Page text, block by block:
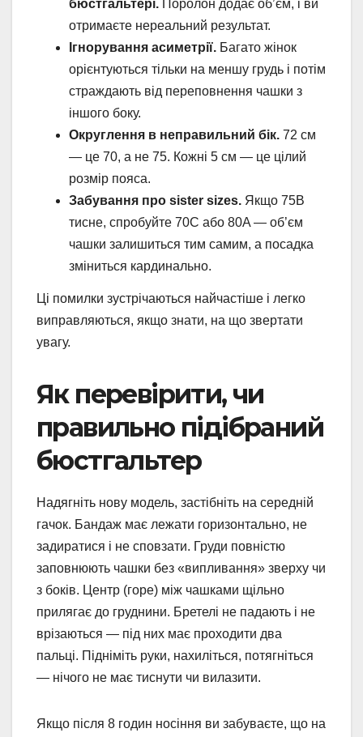
бюстгальтері. Поролон додає об’єм, і ви
отримаєте нереальний результат.
Ігнорування асиметрії. Багато жінок
орієнтуються тільки на меншу грудь і потім
страждають від переповнення чашки з
іншого боку.
Округлення в неправильний бік. 72 см
— це 70, а не 75. Кожні 5 см — це цілий
розмір пояса.
Забування про sister sizes. Якщо 75B
тисне, спробуйте 70C або 80A — об’єм
чашки залишиться тим самим, а посадка
зміниться кардинально.
Ці помилки зустрічаються найчастіше і легко
виправляються, якщо знати, на що звертати
увагу.
Як перевірити, чи
правильно підібраний
бюстгальтер
Надягніть нову модель, застібніть на середній
гачок. Бандаж має лежати горизонтально, не
задиратися і не сповзати. Груди повністю
заповнюють чашки без «випливання» зверху чи
з боків. Центр (горе) між чашками щільно
прилягає до груднини. Бретелі не падають і не
врізаються — під них має проходити два
пальці. Підніміть руки, нахиліться, потягніться
— нічого не має тиснути чи вилазити.
Якщо після 8 годин носіння ви забуваєте, що на